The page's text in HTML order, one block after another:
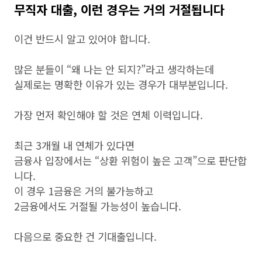
무직자 대출, 이런 경우는 거의 거절됩니다
이건 반드시 알고 있어야 합니다.
많은 분들이 “왜 나는 안 되지?”라고 생각하는데
실제로는 명확한 이유가 있는 경우가 대부분입니다.
가장 먼저 확인해야 할 것은 연체 이력입니다.
최근 3개월 내 연체가 있다면
금융사 입장에서는 “상환 위험이 높은 고객”으로 판단합
니다.
이 경우 1금융은 거의 불가능하고
2금융에서도 거절될 가능성이 높습니다.
다음으로 중요한 건 기대출입니다.